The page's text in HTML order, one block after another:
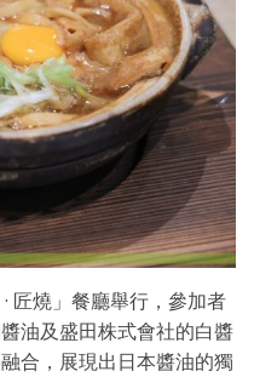
匠燒」餐廳舉行，參加者
油及盛田株式會社的白醬
合，展現出日本醬油的獨